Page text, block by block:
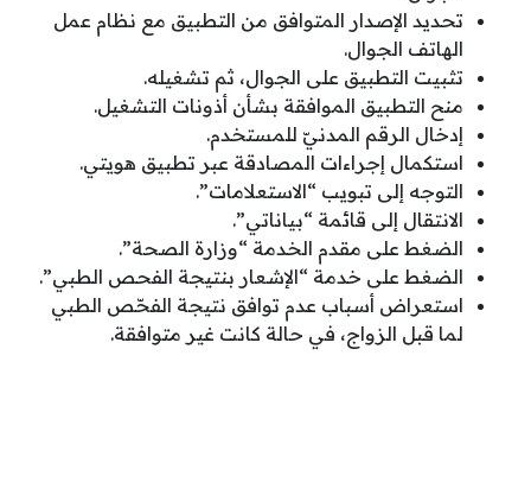
تحديد الإصدار المتوافق من التطبيق مع نظام عمل
الهاتف الجوال.
تثبيت التطبيق على الجوال، ثم تشغيله.
منح التطبيق الموافقة بشأن أذونات التشغيل.
إدخال الرقم المدنيّ للمستخدم.
استكمال إجراءات المصادقة عبر تطبيق هويتي.
التوجه إلى تبويب “الاستعلامات”.
الانتقال إلى قائمة “بياناتي”.
الضغط على مقدم الخدمة “وزارة الصحة”.
الضغط على خدمة “الإشعار بنتيجة الفحص الطبي”.
استعراض أسباب عدم توافق نتيجة الفحّص الطبي
لما قبل الزواج، في حالة كانت غير متوافقة.